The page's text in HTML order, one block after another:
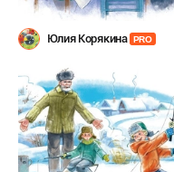
Юлия Корякина PRO